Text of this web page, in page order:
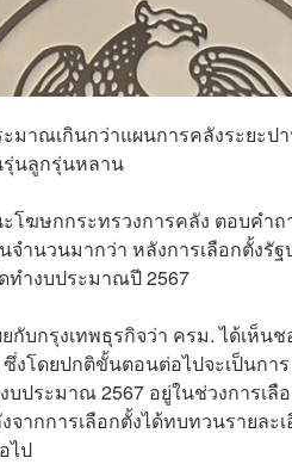
ะมาณเกินกว่าแผนการคลังระยะป
รุ่นลูกรุ่นหลาน
โฆษกกระทรวงการคลัง ตอบคำ
ำนวนมากว่า หลังการเลือกตั้งรัฐ
ทำงบประมาณปี 2567
บกรุงเทพธุรกิจว่า ครม. ได้เห็นช
ซึ่งโดยปกติขั้นตอนต่อไปจะเป็นการ
ประมาณ 2567 อยู่ในช่วงการเลื
ากการเลือกตั้งได้ทบทวนรายละเ
ไป